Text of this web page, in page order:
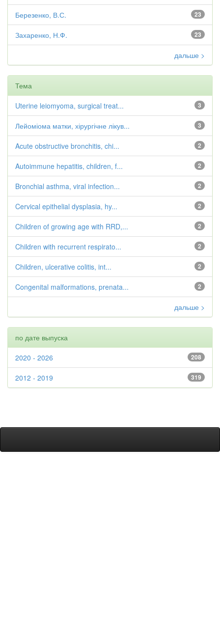
23
Березенко, В.С.
23
Захаренко, Н.Ф.
дальше >
Тема
3
Uterine leiomyoma, surgical treat...
3
Лейоміома матки, хірургічне лікув...
2
Acute obstructive bronchitis, chi...
2
Autoimmune hepatitis, children, f...
2
Bronchial asthma, viral infection...
2
Cervical epithelial dysplasia, hy...
2
Children of growing age with RRD,...
2
Children with recurrent respirato...
2
Children, ulcerative colitis, int...
2
Congenital malformations, prenata...
дальше >
по дате выпуска
208
2020 - 2026
319
2012 - 2019